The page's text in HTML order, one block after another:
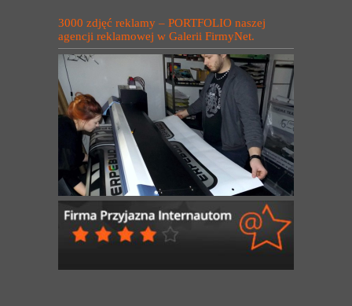
3000 zdjęć reklamy – PORTFOLIO naszej
agencji reklamowej w Galerii FirmyNet.